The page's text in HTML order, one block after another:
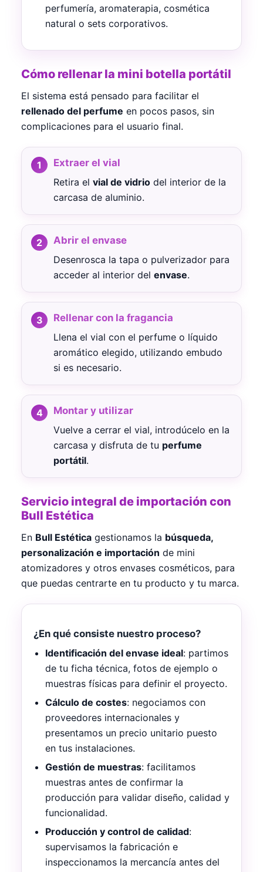
perfumería, aromaterapia, cosmética
natural o sets corporativos.
Cómo rellenar la mini botella portátil
El sistema está pensado para facilitar el
rellenado del perfume en pocos pasos, sin
complicaciones para el usuario final.
Extraer el vial
Retira el vial de vidrio del interior de la
carcasa de aluminio.
Abrir el envase
Desenrosca la tapa o pulverizador para
acceder al interior del envase.
Rellenar con la fragancia
Llena el vial con el perfume o líquido
aromático elegido, utilizando embudo
si es necesario.
Montar y utilizar
Vuelve a cerrar el vial, introdúcelo en la
carcasa y disfruta de tu perfume
portátil.
Servicio integral de importación con
Bull Estética
En Bull Estética gestionamos la búsqueda,
personalización e importación de mini
atomizadores y otros envases cosméticos, para
que puedas centrarte en tu producto y tu marca.
¿En qué consiste nuestro proceso?
Identificación del envase ideal: partimos
de tu ficha técnica, fotos de ejemplo o
muestras físicas para definir el proyecto.
Cálculo de costes: negociamos con
proveedores internacionales y
presentamos un precio unitario puesto
en tus instalaciones.
Gestión de muestras: facilitamos
muestras antes de confirmar la
producción para validar diseño, calidad y
funcionalidad.
Producción y control de calidad:
supervisamos la fabricación e
inspeccionamos la mercancía antes del